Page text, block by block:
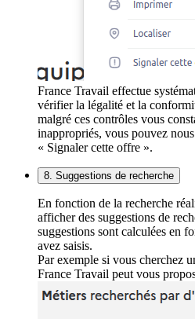
France Travail effectue
vérifier la légalité et la
malgré ces contrôles vous
inappropriés, vous pouvez
« Signaler cette offre ».
8. Suggestions de recherche
En fonction de la recherche
afficher des suggestions de
suggestions sont calculées en
avez saisis.
Par exemple si vous cherchez
France Travail peut vous